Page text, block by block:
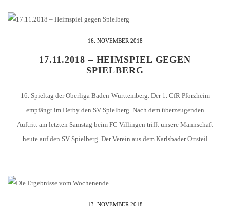
16. NOVEMBER 2018
17.11.2018 – HEIMSPIEL GEGEN
SPIELBERG
16. Spieltag der Oberliga Baden-Württemberg. Der 1. CfR Pforzheim
empfängt im Derby den SV Spielberg. Nach dem überzeugenden
Auftritt am letzten Samstag beim FC Villingen trifft unsere Mannschaft
heute auf den SV Spielberg. Der Verein aus dem Karlsbader Ortsteil
13. NOVEMBER 2018